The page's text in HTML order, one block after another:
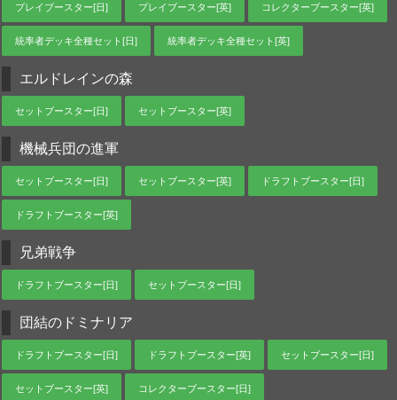
プレイブースター[日] プレイブースター[英] コレクターブースター[英]
統率者デッキ全種セット[日] 統率者デッキ全種セット[英]
エルドレインの森
セットブースター[日] セットブースター[英]
機械兵団の進軍
セットブースター[日] セットブースター[英] ドラフトブースター[日]
ドラフトブースター[英]
兄弟戦争
ドラフトブースター[日] セットブースター[日]
団結のドミナリア
ドラフトブースター[日] ドラフトブースター[英] セットブースター[日]
セットブースター[英] コレクターブースター[日]